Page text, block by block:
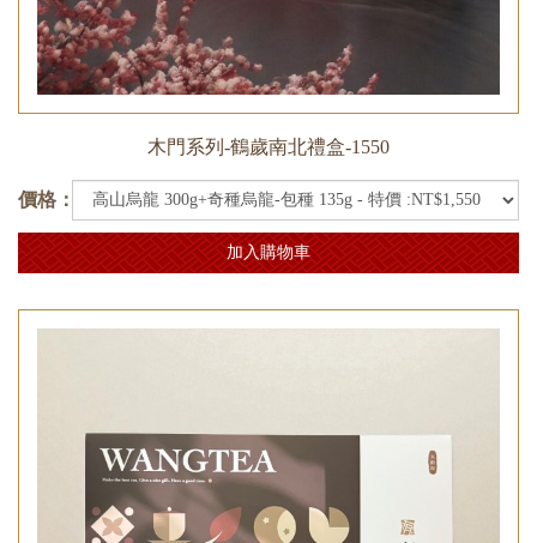
木門系列-鶴歲南北禮盒-1550
價格：
加入購物車